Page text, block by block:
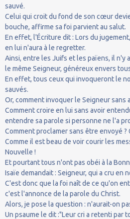
sauvé.
Celui qui croit du fond de son cœur
bouche, affirme sa foi parvient au salut.
En effet, l'Écriture dit : Lors du
en lui n'aura à le regretter.
Ainsi, entre les Juifs et les païens, il n'y
le même Seigneur, généreux envers
En effet, tous ceux qui invoqueront le
sauvés.
Or, comment invoquer le Seigneur sans
Comment croire en lui sans avoir
entendre sa parole si personne ne l'a
Comment proclamer sans être envoyé
Comme il est beau de voir courir les
Nouvelle !
Et pourtant tous n'ont pas obéi à la
Isaïe demandait : Seigneur, qui a cru en
C'est donc que la foi naît de ce qu'on
c'est l'annonce de la parole du Christ.
Alors, je pose la question : n'aurait-on
Un psaume le dit :"Leur cri a retenti par